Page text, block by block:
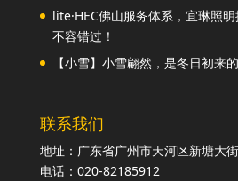
lite·HEC佛山服务体系，宜琳照
不容错过！
【小雪】小雪翩然，是冬日初来
联系我们
地址：广东省广州市天河区新塘大
电话：020-82185912